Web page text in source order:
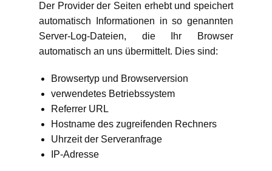
Der Provider der Seiten erhebt und speichert
automatisch Informationen in so genannten
Server-Log-Dateien, die Ihr Browser
automatisch an uns übermittelt. Dies sind:
Browsertyp und Browserversion
verwendetes Betriebssystem
Referrer URL
Hostname des zugreifenden Rechners
Uhrzeit der Serveranfrage
IP-Adresse